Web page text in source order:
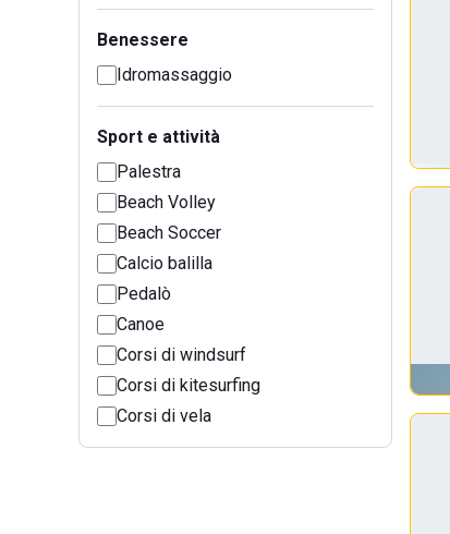
Benessere
Idromassaggio
Sport e attività
Palestra
Beach Volley
Beach Soccer
Calcio balilla
Pedalò
Canoe
Corsi di windsurf
Corsi di kitesurfing
Corsi di vela